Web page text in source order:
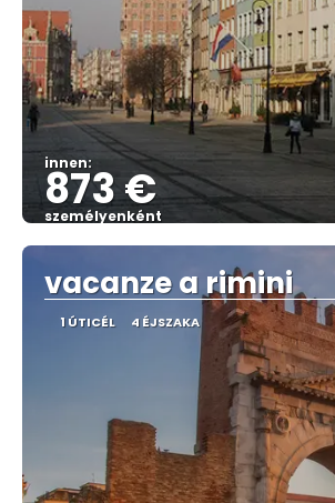
innen:
873 €
személyenként
Megnézem
vacanze a rimini
1 ÚTICÉL 4 ÉJSZAKA